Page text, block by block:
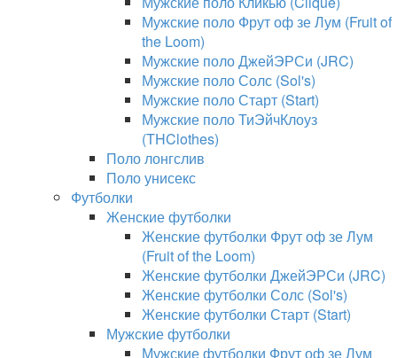
Мужские поло Фрут оф зе Лум (Fruit of
the Loom)
Мужские поло ДжейЭРСи (JRC)
Мужские поло Солс (Sol's)
Мужские поло Старт (Start)
Мужские поло ТиЭйчКлоуз
(THClothes)
Поло лонгслив
Поло унисекс
Футболки
Женские футболки
Женские футболки Фрут оф зе Лум
(Fruit of the Loom)
Женские футболки ДжейЭРСи (JRC)
Женские футболки Солс (Sol's)
Женские футболки Старт (Start)
Мужские футболки
Мужские футболки Фрут оф зе Лум